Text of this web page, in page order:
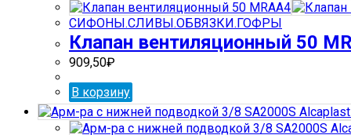
СИФОНЫ.СЛИВЫ.ОБВЯЗКИ.ГОФРЫ
Клапан вентиляционный 50
909,50₽
В корзину